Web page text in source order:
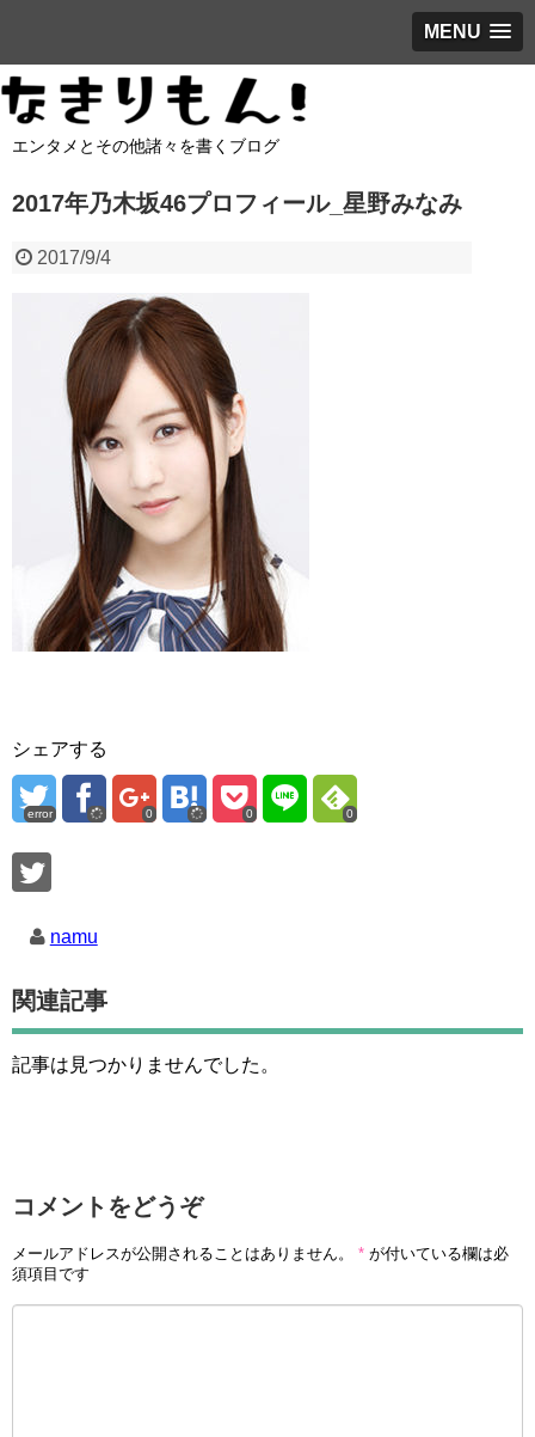
MENU
エンタメとその他諸々を書くブログ
2017年乃木坂46プロフィール_星野みなみ
2017/9/4
シェアする
error 0 0 0
namu
関連記事
記事は見つかりませんでした。
コメントをどうぞ
メールアドレスが公開されることはありません。 * が付いている欄は必
須項目です